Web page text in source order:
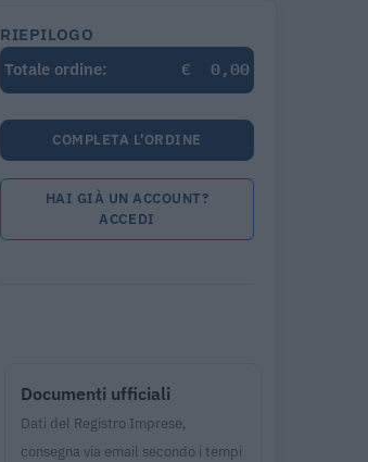
RIEPILOGO
Totale ordine:
€ 0,00
COMPLETA L'ORDINE
HAI GIÀ UN ACCOUNT?
ACCEDI
Documenti ufficiali
Dati del Registro Imprese,
consegna via email secondo i tempi